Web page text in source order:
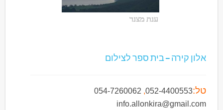
ענת מצנר
אלון קירה – בית ספר לצילום
טל:052-4400553
,
054-7260062
info.allonkira@gmail.com